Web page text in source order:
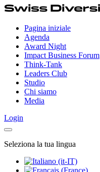
Pagina iniziale
Agenda
Award Night
Impact Business Forum
Think-Tank
Leaders Club
Studio
Chi siamo
Media
Login
Seleziona la tua lingua